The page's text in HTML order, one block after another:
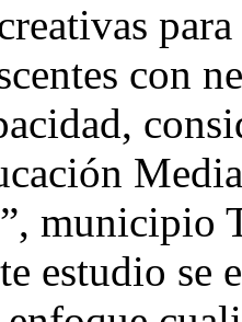
con
municipio
estudio se